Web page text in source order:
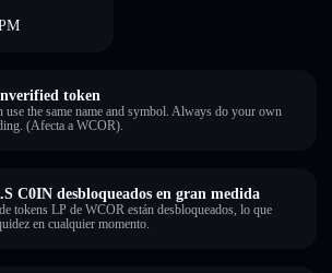
token
use the same name and symbol. Always do your own
(Afecta a WCOR).
C0IN desbloqueados en gran medida
tokens LP de WCOR están desbloqueados, lo que
en cualquier momento.